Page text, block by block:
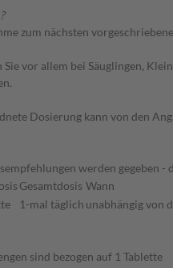
zum nächsten
vor allem bei Säuglingen,
Dosierung kann von den
werden gegeben
Gesamtdosis Wann
1-mal täglich unabhängig von
sind bezogen auf 1 Tablette